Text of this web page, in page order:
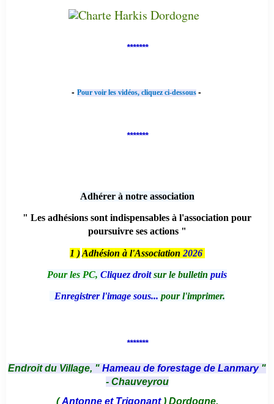
*******
- Pour voir les vidéos, cliquez ci-dessous -
*******
Adhérer à notre association
" Les adhésions sont indispensables à l'association pour
poursuivre ses actions "
1 ) Adhésion à l'Association 2026
Pour les PC, Cliquez droitsur le bulletin puis
Enregistrer l'image sous... pour l'imprimer.
*******
Endroit du Village, " Hameau de forestage de Lanmary "
- Chauveyrou
(Antonne et Trigonant) Dordogne.